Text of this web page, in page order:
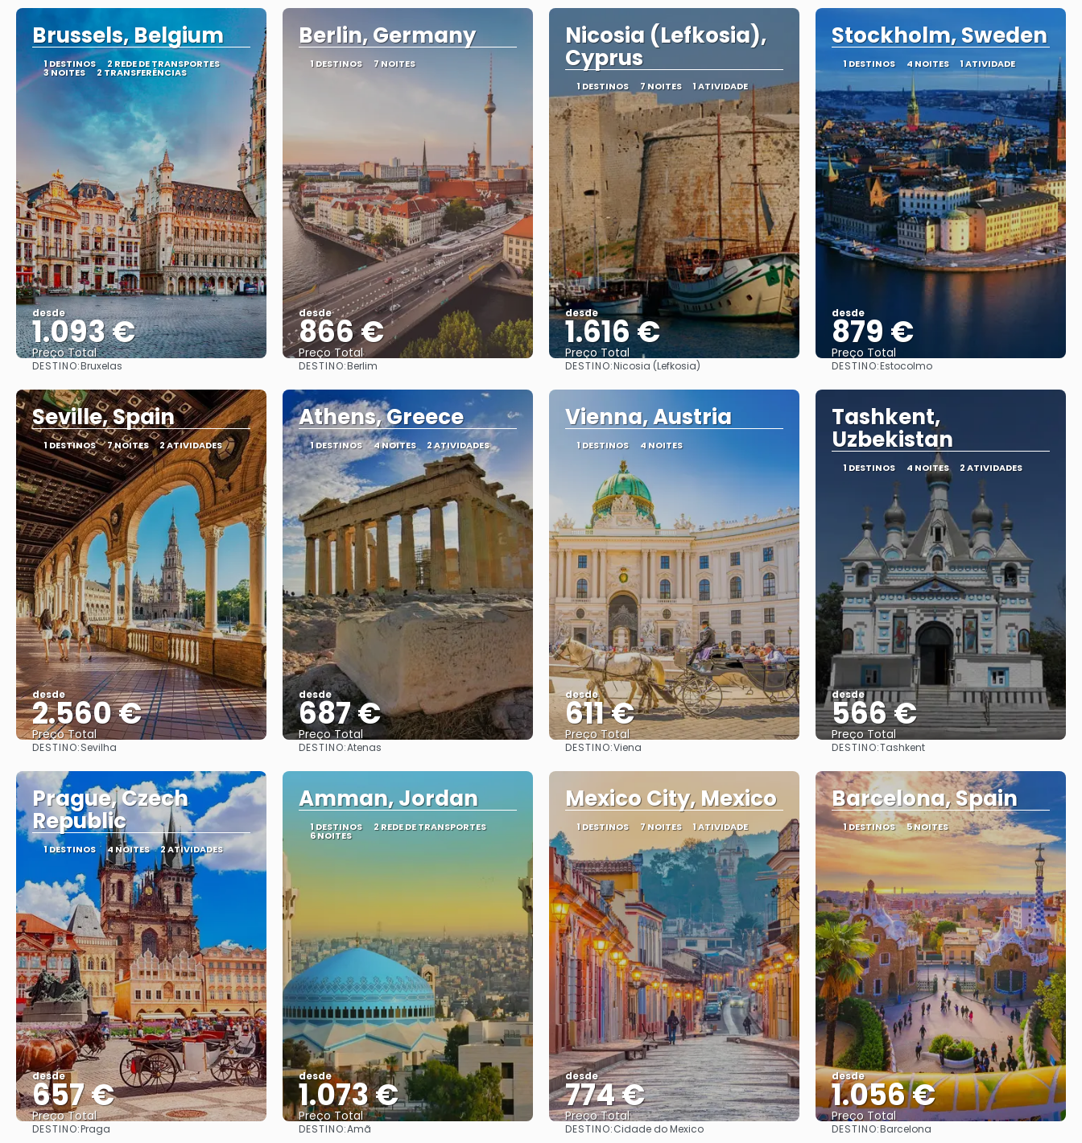
Brussels, Belgium
1 DESTINOS 2 REDE DE TRANSPORTES
3 NOITES 2 TRANSFERÊNCIAS
desde
1.093 €
Preço Total
DESTINO:Bruxelas
Berlin, Germany
1 DESTINOS 7 NOITES
desde
866 €
Preço Total
DESTINO:Berlim
Nicosia (Lefkosia),
Cyprus
1 DESTINOS 7 NOITES 1 ATIVIDADE
desde
1.616 €
Preço Total
Vejo
DESTINO:Nicosia (Lefkosia)
Stockholm, Sweden
1 DESTINOS 4 NOITES 1 ATIVIDADE
desde
879 €
Preço Total
Vejo
DESTINO:Estocolmo
Seville, Spain
1 DESTINOS 7 NOITES 2 ATIVIDADES
desde
2.560 €
Preço Total
DESTINO:Sevilha
Athens, Greece
1 DESTINOS 4 NOITES 2 ATIVIDADES
desde
687 €
Preço Total
DESTINO:Atenas
Vienna, Austria
1 DESTINOS 4 NOITES
desde
611 €
Preço Total
DESTINO:Viena
Tashkent,
Uzbekistan
1 DESTINOS 4 NOITES 2 ATIVIDADES
desde
566 €
Preço Total
DESTINO:Tashkent
Prague, Czech
Republic
1 DESTINOS 4 NOITES 2 ATIVIDADES
desde
657 €
Preço Total
DESTINO:Praga
Amman, Jordan
1 DESTINOS 2 REDE DE TRANSPORTES
6 NOITES
desde
1.073 €
Preço Total
DESTINO:Amã
Mexico City, Mexico
1 DESTINOS 7 NOITES 1 ATIVIDADE
desde
774 €
Preço Total
Vejo
DESTINO:Cidade do Mexico
Barcelona, Spain
1 DESTINOS 5 NOITES
desde
1.056 €
Preço Total
Vejo
DESTINO:Barcelona